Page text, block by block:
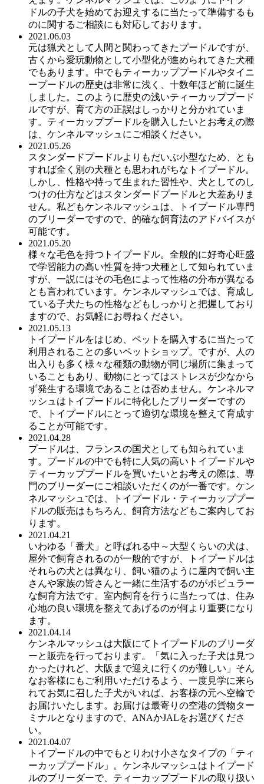
ドルの子犬を始めてお迎えするに当たって準備するも
のに関するご相談にも対応しております。
2021.06.03
元は猟犬として人間と関わってきたプードルですが、
古くから愛玩動物として小型化が進められてきた犬種
でもあります。中でもティーカッププードルやタイニ
ープードルの歴史は非常に浅く、十数年ほど前に誕生
しました。このように歴史の浅いティーカッププード
ルですが、育て方の正誤はしっかりと分かれていま
す。ティーカッププードルを購入したいとお考えの際
は、ケンネルマッシュにご相談ください。
2021.05.26
スタンダードプードルよりもだいぶ小型なため、とも
すれば全く別の犬種とも思われがちなトイプードル。
しかし、性格や持って生まれた習性や、犬としてのし
つけの仕方などはスタンダードプードルと大差ありま
せん。私どもケンネルマッシュは、トイプードル専門
のブリーダーですので、的確な飼育法のアドバイスが
可能です。
2021.05.20
様々な毛色を持つトイプードル。全般的に好奇心旺盛
で学習能力の高い性質を持つ犬種として知られていま
すが、一説にはその毛色によって性格の分布が異なる
とも言われています。ケンネルマッシュでは、育成し
ている子犬たちの性格などもしっかりと把握しており
ますので、お気軽にお尋ねください。
2021.05.13
トイプードルをはじめ、ペットを購入するに当たって
利用されることの多いペットショップ。ですが、人の
出入りも多く様々な種類の動物が同じ場所に集まって
いることもあり、動物にとってはストレスが少なから
ず発生する環境であることは否めません。ケンネルマ
ッシュはトイプードルに特化したブリーダーですの
で、トイプードルにとって適切な環境を整えて育成す
ることが可能です。
2021.04.28
プードルは、フランスの国犬としても知られていま
す。プードルの中でも特に人気の高いトイプードルや
ティーカッププードルを買いたいとお考えの際は、専
門のブリーダーにご相談いただくのが一番です。ケン
ネルマッシュでは、トイプードル・ティーカッププー
ドルの販売はもちろん、飼育方法などもご案内してお
ります。
2021.04.21
いわゆる「番犬」と呼ばれる中～大型くらいの犬は、
屋外で飼育されるのが一般的ですが、トイプードルは
それらの犬とは異なり、飼い猫のように屋内で飼い主
さんや家族の皆さんと一緒に生活するのがポピュラー
な飼育方法です。室内飼育を行うに当たっては、住み
心地の良い環境を整えてあげるのが何より重要になり
ます。
2021.04.14
ケンネルマッシュは大阪にてトイプードルのブリーダ
ーと販売を行っております。「気に入った子犬は見つ
かったけれど、大阪まで迎えに行くのが難しい」そん
なお客様にもご利用いただけるよう、一度見学に来ら
れてお気に召した子犬がいれば、お客様の元へ空輸で
お届けいたします。お届けは最寄りの空港の貨物ター
ミナルとなりますので、ANAかJALをお選びくださ
い。
2021.04.07
トイプードルの中でもとりわけ小さなタイプの「ティ
ーカッププードル」。ケンネルマッシュはトイプード
ルのブリーダーで、ティーカッププードルの取り扱い